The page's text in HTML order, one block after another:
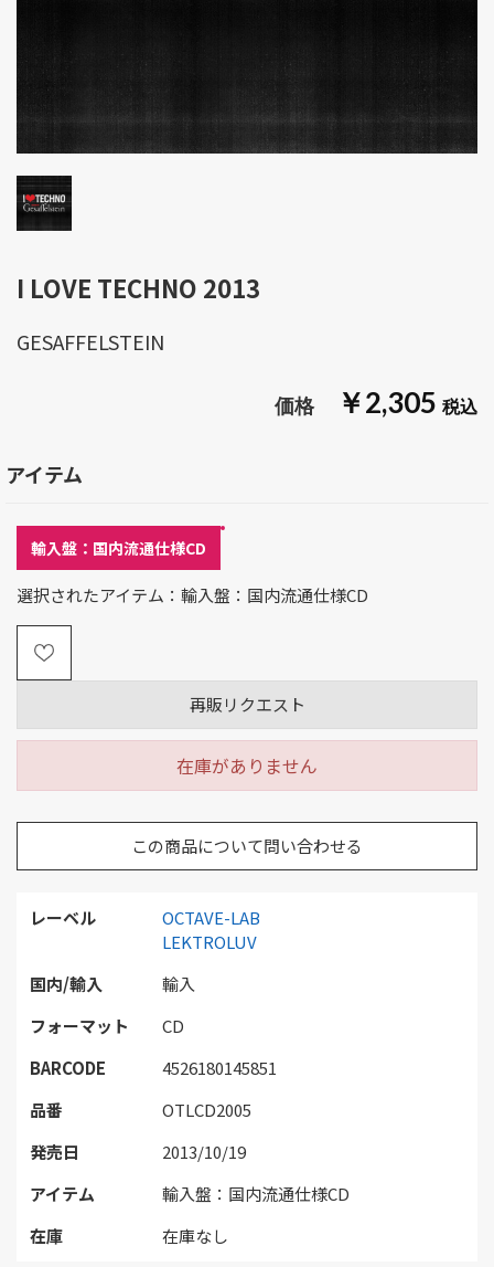
I LOVE TECHNO 2013
￥2,305
レーベル
OCTAVE-LAB
LEKTROLUV
国内/輸入
輸入
フォーマット
CD
BARCODE
4526180145851
品番
OTLCD2005
発売日
2013/10/19
アイテム
輸入盤：国内流通仕様CD
在庫
在庫なし
アイテム
輸入盤：国内流通仕様CD
選択されたアイテム：輸入盤：国内流通仕様CD
再販リクエスト
在庫がありません
この商品について問い合わせる
GESAFFELSTEIN